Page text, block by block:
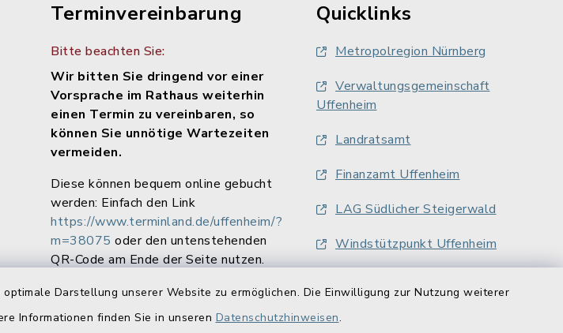
Darstellung unserer Website zu ermöglichen. Die Einwilligung zur Nutzung weiterer
Informationen finden Sie in unseren Datenschutzhinweisen.
Terminvereinbarung
Bitte beachten Sie:
Wir bitten Sie dringend vor einer
Vorsprache im Rathaus weiterhin
einen Termin zu vereinbaren, so
können Sie unnötige Wartezeiten
vermeiden.
Diese können bequem online gebucht
werden: Einfach den Link
https://www.terminland.de/uffenheim/?
m=38075 oder den untenstehenden
QR-Code am Ende der Seite nutzen.
Quicklinks
Metropolregion Nürnberg
Verwaltungsgemeinschaft
Uffenheim
Landratsamt
Finanzamt Uffenheim
LAG Südlicher Steigerwald
Windstützpunkt Uffenheim